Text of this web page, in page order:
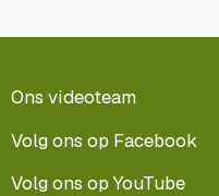
Ons videoteam
Volg ons op Facebook
Volg ons op YouTube